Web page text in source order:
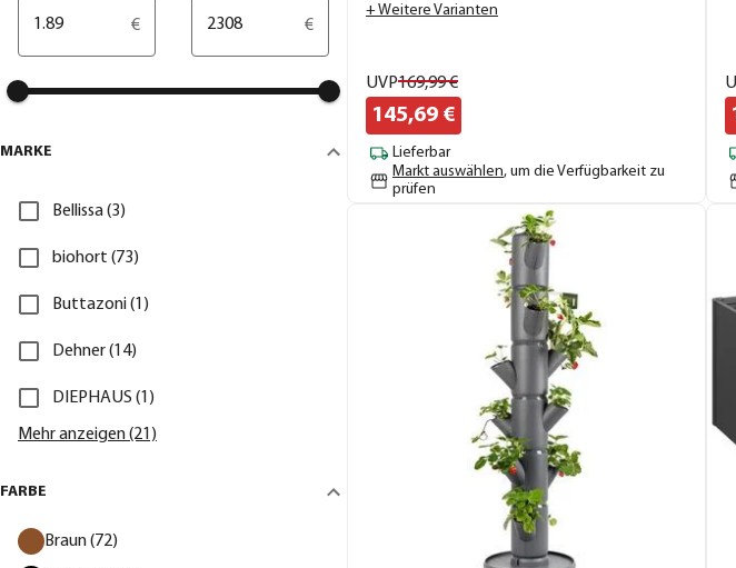
€ €
MARKE
Bellissa (3)
biohort (73)
Buttazoni (1)
Dehner (14)
DIEPHAUS (1)
Mehr anzeigen (21)
FARBE
Braun (72)
+ Weitere Varianten
UVP169,99€
145,69 €
Lieferbar
Markt auswählen, um die Verfügbarkeit zu
prüfen